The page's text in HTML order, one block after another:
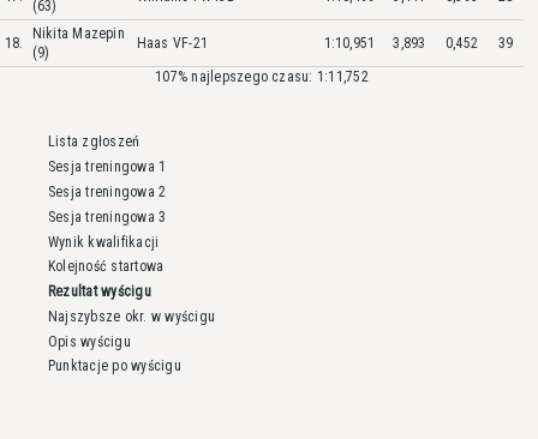
(63)
18.
Nikita Mazepin
(9)
Haas VF-21 1:10,951 3,893 0,452
39
107% najlepszego czasu: 1:11,752
Lista zgłoszeń
Sesja treningowa 1
Sesja treningowa 2
Sesja treningowa 3
Wynik kwalifikacji
Kolejność startowa
Rezultat wyścigu
Najszybsze okr. w wyścigu
Opis wyścigu
Punktacje po wyścigu